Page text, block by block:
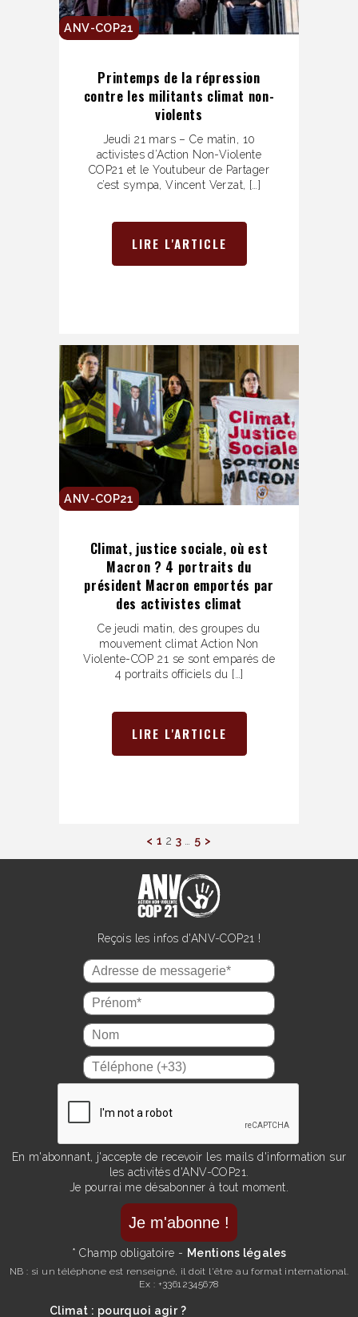
ANV-COP21
Printemps de la répression
contre les militants climat non-
violents
Jeudi 21 mars – Ce matin, 10
activistes d’Action Non-Violente
COP21 et le Youtubeur de Partager
c’est sympa, Vincent Verzat, […]
LIRE L'ARTICLE
ANV-COP21
Climat, justice sociale, où est
Macron ? 4 portraits du
président Macron emportés par
des activistes climat
Ce jeudi matin, des groupes du
mouvement climat Action Non
Violente-COP 21 se sont emparés de
4 portraits officiels du […]
LIRE L'ARTICLE
< 1 2 3 5 >
Reçois les infos d'ANV-COP21 !
En m'abonnant, j'accepte de recevoir les mails d'information sur
les activités d'ANV-COP21.
Je pourrai me désabonner à tout moment.
* Champ obligatoire - Mentions légales
NB : si un téléphone est renseigné, il doit l'être au format international.
Ex : +33612345678
Climat : pourquoi agir ?